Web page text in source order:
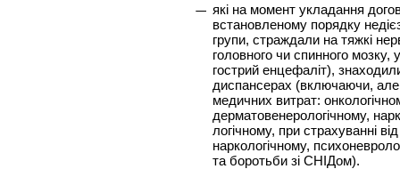
які на момент укладання
встановленому порядку
групи, страждали на тяжкі
головного чи спинного
гострий енцефаліт),
диспансерах (включаючи,
медичних витрат:
дерматовенерологічному,
логічному, при страхуванні
наркологічному,
та боротьби зі СНІДом).